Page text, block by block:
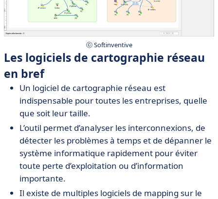
ⓒ Softinventive
Les logiciels de cartographie réseau
en bref
Un logiciel de cartographie réseau est
indispensable pour toutes les entreprises, quelle
que soit leur taille.
L’outil permet d’analyser les interconnexions, de
détecter les problèmes à temps et de dépanner le
système informatique rapidement pour éviter
toute perte d’exploitation ou d’information
importante.
Il existe de multiples logiciels de mapping sur le